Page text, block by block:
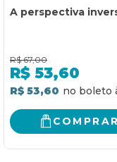
A perspectiva
R$ 67,00
R$ 53,60
R$ 53,60
COMPRAR